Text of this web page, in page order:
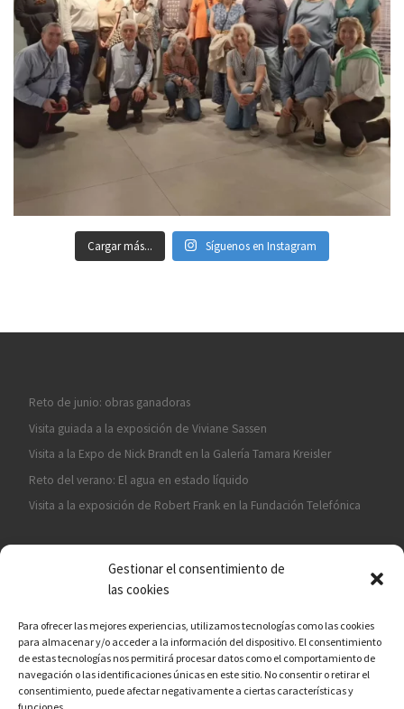
Gestionar el consentimiento de
las cookies
Para ofrecer las mejores experiencias, utilizamos tecnologías como las cookies
para almacenar y/o acceder a la información del dispositivo. El consentimiento
de estas tecnologías nos permitirá procesar datos como el comportamiento de
navegación o las identificaciones únicas en este sitio. No consentir o retirar el
consentimiento, puede afectar negativamente a ciertas características y
Cargar más... Síguenos en Instagram
Reto de junio: obras ganadoras
Visita guiada a la exposición de Viviane Sassen
Visita a la Expo de Nick Brandt en la Galería Tamara Kreisler
Reto del verano: El agua en estado líquido
Visita a la exposición de Robert Frank en la Fundación Telefónica
¡ASÓCIATE A CÁMARA EN MANO!